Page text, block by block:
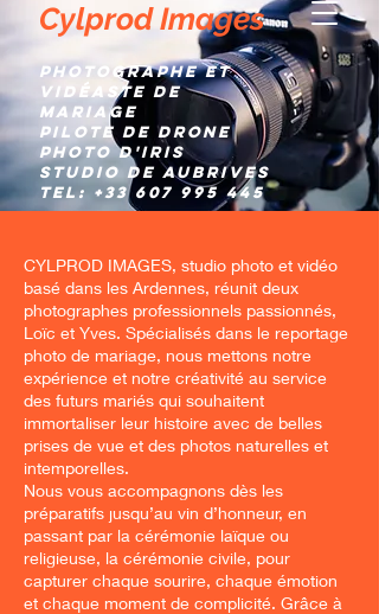
Cylprod Images
Photographe et
Vidéaste de
mariage
Pilote de Drone
Photo d'IRIS
Studio de AUBRIVES
TEL: +33 607 995 445
CYLPROD IMAGES, studio photo et vidéo
basé dans les Ardennes, réunit deux
photographes professionnels passionnés,
Loïc et Yves. Spécialisés dans le reportage
photo de mariage, nous mettons notre
expérience et notre créativité au service
des futurs mariés qui souhaitent
immortaliser leur histoire avec de belles
prises de vue et des photos naturelles et
intemporelles.
Nous vous accompagnons dès les
préparatifs jusqu’au vin d’honneur, en
passant par la cérémonie laïque ou
religieuse, la cérémonie civile, pour
capturer chaque sourire, chaque émotion
et chaque moment de complicité. Grâce à